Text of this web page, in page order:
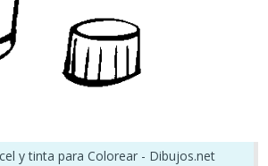
y tinta para Colorear - Dibujos.net